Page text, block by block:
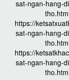
sat-ngan-hang-
https://
sat-ngan-hang-
https://
sat-ngan-hang-